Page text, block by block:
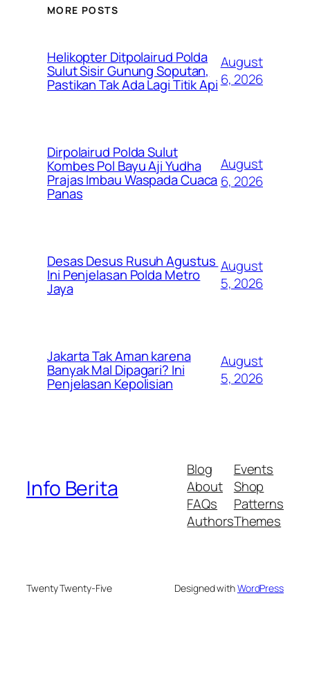
MORE POSTS
Helikopter Ditpolairud Polda
Sulut Sisir Gunung Soputan,
Pastikan Tak Ada Lagi Titik Api
August
6, 2026
Dirpolairud Polda Sulut
Kombes Pol Bayu Aji Yudha
Prajas Imbau Waspada Cuaca
Panas
August
6, 2026
Desas Desus Rusuh Agustus
Ini Penjelasan Polda Metro
Jaya
August
5, 2026
Jakarta Tak Aman karena
Banyak Mal Dipagari? Ini
Penjelasan Kepolisian
August
5, 2026
Info Berita
Blog
About
FAQs
Authors
Events
Shop
Patterns
Themes
Twenty Twenty-Five Designed withWordPress